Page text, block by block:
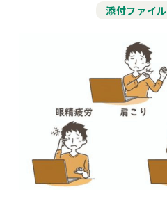
添付ファイル